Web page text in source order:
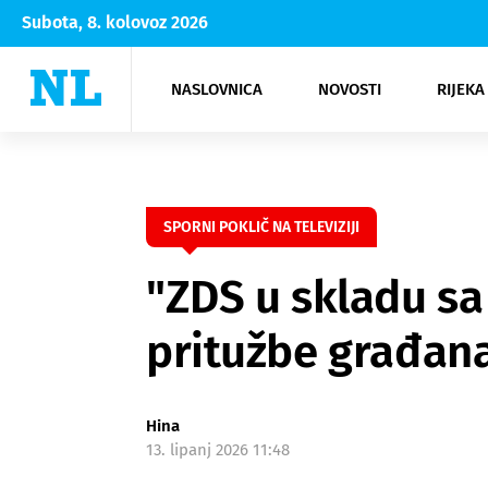
Subota, 8. kolovoz 2026
NASLOVNICA NOVOSTI
Rijeka Opatija
NK
Moda
Kultura
SPORNI POKLIČ NA TELEVIZIJI
"ZDS u skladu
pritužbe
Hina
13. lipanj 2026 11:48